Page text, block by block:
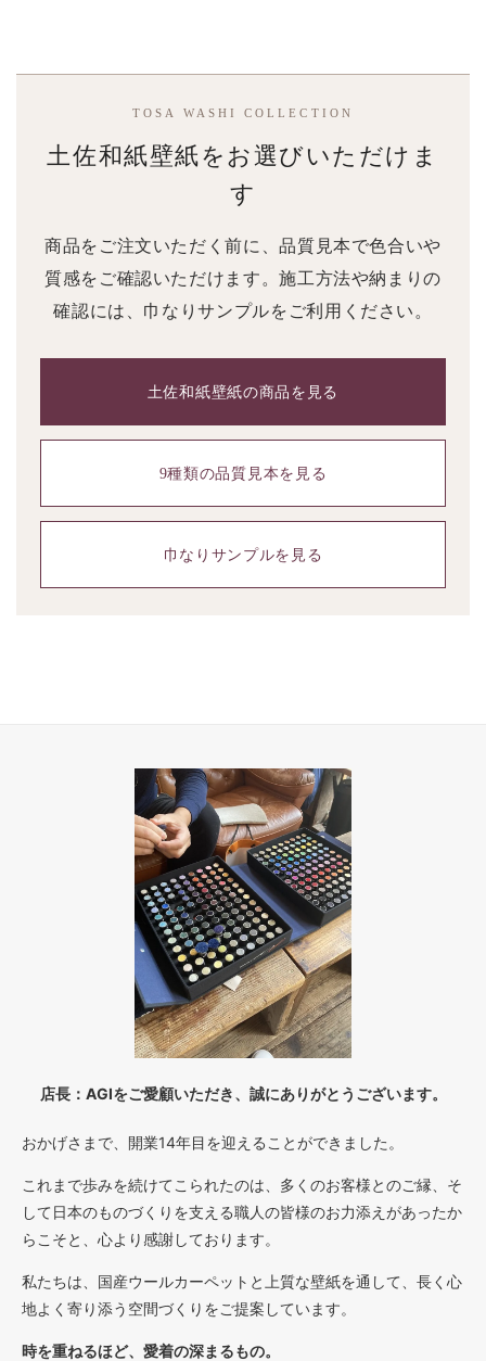
TOSA WASHI COLLECTION
土佐和紙壁紙をお選びいただけま
す
商品をご注文いただく前に、品質見本で色合いや
質感をご確認いただけます。施工方法や納まりの
確認には、巾なりサンプルをご利用ください。
土佐和紙壁紙の商品を見る
9種類の品質見本を見る
巾なりサンプルを見る
店長：AGIをご愛顧いただき、誠にありがとうございます。
おかげさまで、開業14年目を迎えることができました。
これまで歩みを続けてこられたのは、多くのお客様とのご縁、そ
して日本のものづくりを支える職人の皆様のお力添えがあったか
らこそと、心より感謝しております。
私たちは、国産ウールカーペットと上質な壁紙を通して、長く心
地よく寄り添う空間づくりをご提案しています。
時を重ねるほど、愛着の深まるもの。